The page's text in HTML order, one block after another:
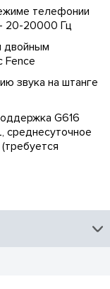
телефонии
20-20000 Гц
двойным
Fence
звука на штанге
G616
среднесуточное